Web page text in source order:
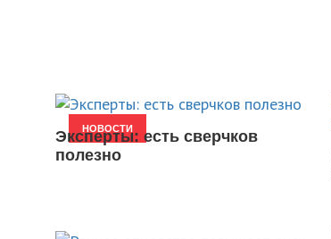
НОВОСТИ
Эксперты: есть сверчков
полезно